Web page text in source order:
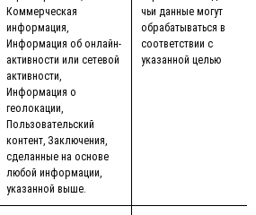
Коммерческая
информация,
Информация об онлайн-
активности или сетевой
активности,
Информация о
геолокации,
Пользовательский
контент, Заключения,
сделанные на основе
любой информации,
указанной выше.
чьи данные могут
обрабатываться в
соответствии с
указанной целью